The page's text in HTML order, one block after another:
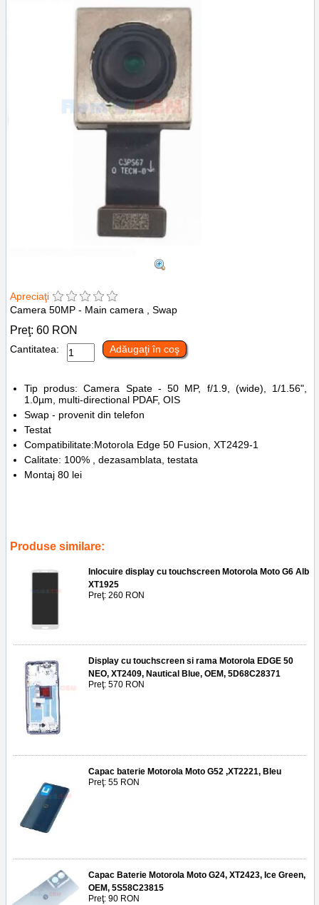
Apreciaţi
Camera 50MP - Main camera , Swap
Preţ: 60 RON
Cantitatea: Adăugaţi în coş
Tip produs: Camera Spate - 50 MP, f/1.9, (wide), 1/1.56",
1.0µm, multi-directional PDAF, OIS
Swap - provenit din telefon
Testat
Compatibilitate:Motorola Edge 50 Fusion, XT2429-1
Calitate: 100% , dezasamblata, testata
Montaj 80 lei
Produse similare:
Inlocuire display cu touchscreen Motorola Moto G6 Alb
XT1925
Preţ: 260 RON
Display cu touchscreen si rama Motorola EDGE 50
NEO, XT2409, Nautical Blue, OEM, 5D68C28371
Preţ: 570 RON
Capac baterie Motorola Moto G52 ,XT2221, Bleu
Preţ: 55 RON
Capac Baterie Motorola Moto G24, XT2423, Ice Green,
OEM, 5S58C23815
Preţ: 90 RON